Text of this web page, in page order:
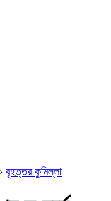
বৃহত্তর কুমিল্লা